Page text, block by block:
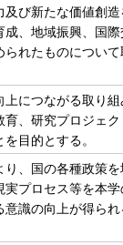
び新たな価値創造
成、地域振興、国
れたものについて
につながる取り
、研究プロジェク
目的とする。
、国の各種政策
プロセス等を本
識の向上が得られ